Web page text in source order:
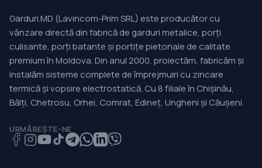
Garduri.MD (Lavincom-Prim SRL) este producător cu
vânzare directă din fabrică de garduri metalice, porți
culisante, porți batante și portițe pietonale de calitate
premium în Moldova. Din anul 2000, proiectăm, fabricăm și
instalăm sisteme complete de împrejmuiri cu zincare
termică și vopsire electrostatică. Cu 8 filiale în Chișinău,
Bălți, Chetrosu, Orhei, Comrat, Edineț, Ungheni și Căușeni.
URMĂREȘTE-NE